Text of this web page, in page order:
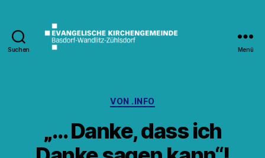
Suchen Menü
Kategorien
VON .INFO
„… Danke, dass ich